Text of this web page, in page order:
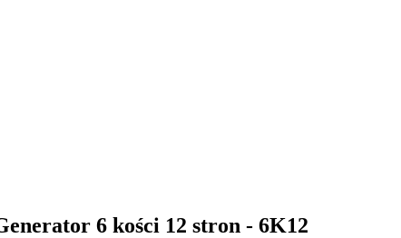
6 kości 12 stron - 6K12